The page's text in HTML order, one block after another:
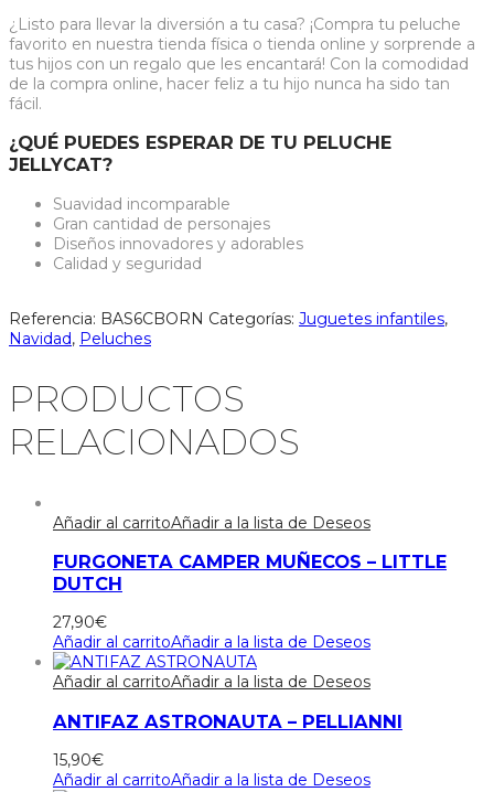
¿Listo para llevar la diversión a tu casa? ¡Compra tu peluche
favorito en nuestra tienda física o tienda online y sorprende a
tus hijos con un regalo que les encantará! Con la comodidad
de la compra online, hacer feliz a tu hijo nunca ha sido tan
fácil.
¿QUÉ PUEDES ESPERAR DE TU PELUCHE
JELLYCAT?
Suavidad incomparable
Gran cantidad de personajes
Diseños innovadores y adorables
Calidad y seguridad
Referencia: BAS6CBORN Categorías: Juguetes infantiles,
Navidad, Peluches
PRODUCTOS
RELACIONADOS
Añadir al carritoAñadir a la lista de Deseos
FURGONETA CAMPER MUÑECOS – LITTLE
DUTCH
27,90€
Añadir al carritoAñadir a la lista de Deseos
Añadir al carritoAñadir a la lista de Deseos
ANTIFAZ ASTRONAUTA – PELLIANNI
15,90€
Añadir al carritoAñadir a la lista de Deseos